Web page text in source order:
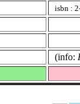
isbn :
(info: